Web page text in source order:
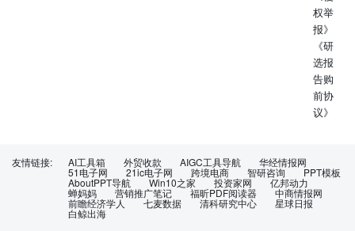
权举
报》
《研
选报
告购
前协
议》
友情链接: AI工具箱 外贸收款 AIGC工具导航 华经情报网
51电子网 21ic电子网 跨境电商 智研咨询 PPT模板
AboutPPT导航 Win10之家 投资家网 亿邦动力
蝉妈妈 营销推广笔记 福昕PDF阅读器 中商情报网
前瞻经济学人 七麦数据 清科研究中心 星球日报
白鲸出海